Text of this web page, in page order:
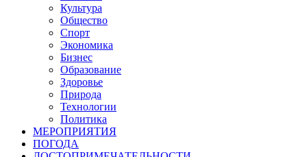
Культура
Общество
Спорт
Экономика
Бизнес
Образование
Здоровье
Природа
Технологии
Политика
МЕРОПРИЯТИЯ
ПОГОДА